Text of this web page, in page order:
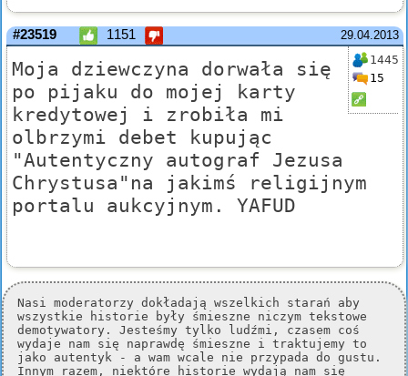
29.04.2013
#23519 1151
1445
15
Moja dziewczyna dorwała się
po pijaku do mojej karty
kredytowej i zrobiła mi
olbrzymi debet kupując
"Autentyczny autograf Jezusa
Chrystusa"na jakimś religijnym
portalu aukcyjnym. YAFUD
Nasi moderatorzy dokładają wszelkich starań aby
wszystkie historie były śmieszne niczym tekstowe
demotywatory. Jesteśmy tylko ludźmi, czasem coś
wydaje nam się naprawdę śmieszne i traktujemy to
jako autentyk - a wam wcale nie przypada do gustu.
Innym razem, niektóre historie wydają nam się